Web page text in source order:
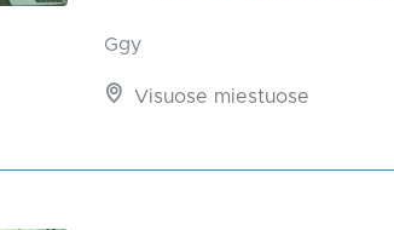
Ggy
Visuose miestuose